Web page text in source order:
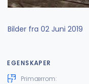
Bilder fra 02 Juni 2019
EGENSKAPER
Primærrom: